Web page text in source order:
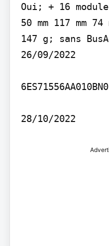
Oui; + 16
50 mm 117 mm 74
147 g; sans
26/09/2022
28/10/2022